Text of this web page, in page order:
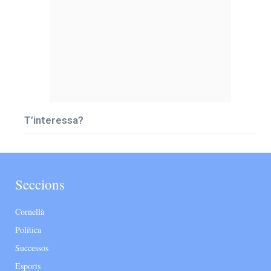
T’interessa?
Seccions
Cornellà
Política
Successos
Esports